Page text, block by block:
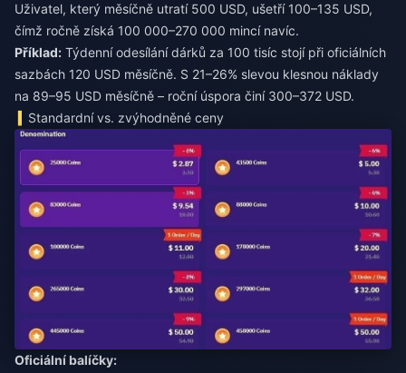
Uživatel, který měsíčně utratí 500 USD, ušetří 100–135 USD,
čímž ročně získá 100 000–270 000 mincí navíc.
Příklad: Týdenní odesílání dárků za 100 tisíc stojí při oficiálních
sazbách 120 USD měsíčně. S 21–26% slevou klesnou náklady
na 89–95 USD měsíčně – roční úspora činí 300–372 USD.
Standardní vs. zvýhodněné ceny
Oficiální balíčky: